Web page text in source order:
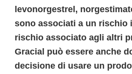
levonorgestrel,
sono associati a un rischio
rischio associato agli altri
Gracial può essere anche
decisione di usare un